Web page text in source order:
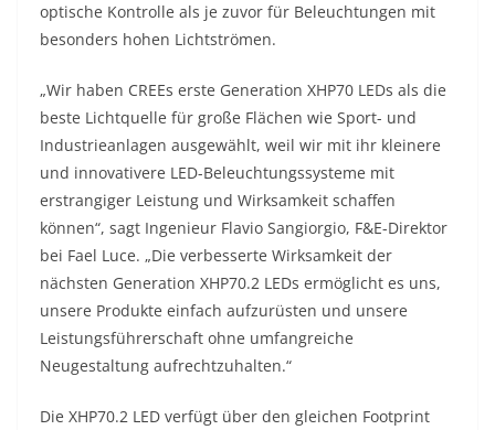
optische Kontrolle als je zuvor für Beleuchtungen mit
besonders hohen Lichtströmen.
„Wir haben CREEs erste Generation XHP70 LEDs als die
beste Lichtquelle für große Flächen wie Sport- und
Industrieanlagen ausgewählt, weil wir mit ihr kleinere
und innovativere LED-Beleuchtungssysteme mit
erstrangiger Leistung und Wirksamkeit schaffen
können“, sagt Ingenieur Flavio Sangiorgio, F&E-Direktor
bei Fael Luce. „Die verbesserte Wirksamkeit der
nächsten Generation XHP70.2 LEDs ermöglicht es uns,
unsere Produkte einfach aufzurüsten und unsere
Leistungsführerschaft ohne umfangreiche
Neugestaltung aufrechtzuhalten.“
Die XHP70.2 LED verfügt über den gleichen Footprint